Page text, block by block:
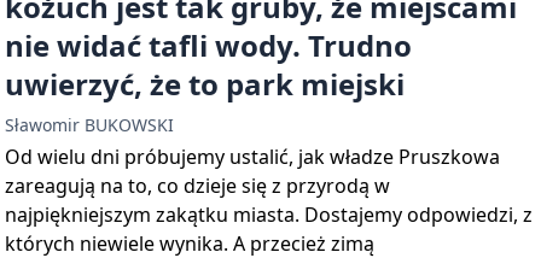
nie widać tafli wody. Trudno
uwierzyć, że to park miejski
Sławomir BUKOWSKI
Od wielu dni próbujemy ustalić, jak władze Pruszkowa
zareagują na to, co dzieje się z przyrodą w
najpiękniejszym zakątku miasta. Dostajemy odpowiedzi, z
których niewiele wynika. A przecież zimą